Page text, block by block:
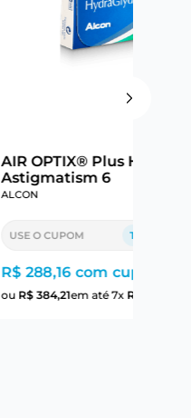
AIR OPTIX® Plus
Astigmatism 6
ALCON
USE O CUPOM TWINDATE
R$ 288,16com cupom
ou R$ 384,21em até7x R$